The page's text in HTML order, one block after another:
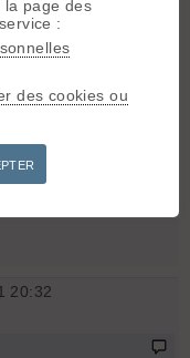
12:31
20:32
la page des
:
des cookies ou